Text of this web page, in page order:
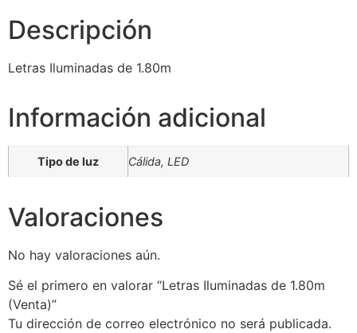
Descripción
Letras Iluminadas de 1.80m
Información adicional
Tipo de luz Cálida, LED
Valoraciones
No hay valoraciones aún.
Sé el primero en valorar “Letras Iluminadas de 1.80m
(Venta)”
Tu dirección de correo electrónico no será publicada.